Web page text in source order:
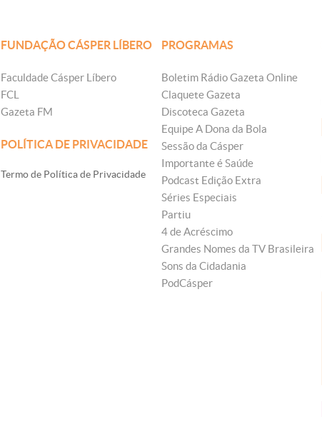
FUNDAÇÃO CÁSPER LÍBERO
Faculdade Cásper Líbero
FCL
Gazeta FM
POLÍTICA DE PRIVACIDADE
Termo de Política de Privacidade
PROGRAMAS
Boletim Rádio Gazeta Online
Claquete Gazeta
Discoteca Gazeta
Equipe A Dona da Bola
Sessão da Cásper
Importante é Saúde
Podcast Edição Extra
Séries Especiais
Partiu
4 de Acréscimo
Grandes Nomes da TV Brasileira
Sons da Cidadania
PodCásper